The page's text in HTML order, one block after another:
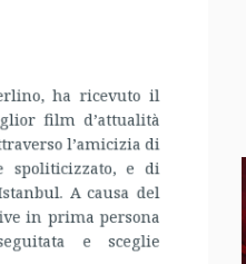
ha ricevuto il
l’amicizia di
spoliticizzato, e di
A causa del
in prima persona
e sceglie